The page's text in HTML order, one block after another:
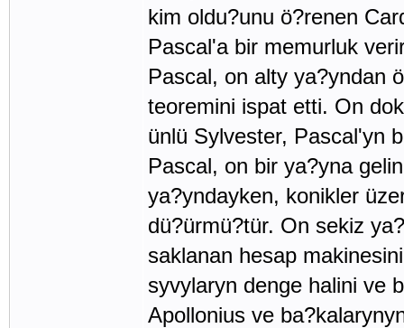
kim oldu?unu ö?renen
Pascal'a bir memurluk
Pascal, on alty ya?yndan
teoremini ispat etti. On
ünlü Sylvester, Pascal'yn
Pascal, on bir ya?yna
ya?yndayken, konikler
dü?ürmü?tür. On sekiz
saklanan hesap
syvylaryn denge halini ve
Apollonius ve